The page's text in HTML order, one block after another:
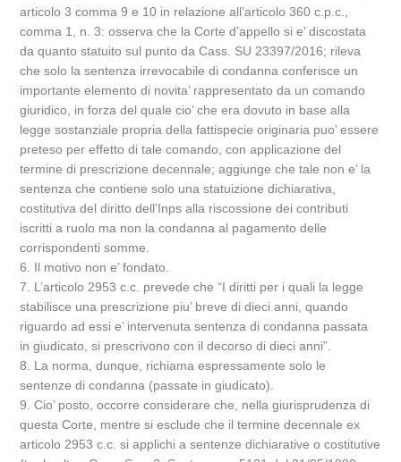
articolo 3 comma 9 e 10 in relazione all’articolo 360 c.p.c.,
comma 1, n. 3: osserva che la Corte d’appello si e’ discostata
da quanto statuito sul punto da Cass. SU 23397/2016; rileva
che solo la sentenza irrevocabile di condanna conferisce un
importante elemento di novita’ rappresentato da un comando
giuridico, in forza del quale cio’ che era dovuto in base alla
legge sostanziale propria della fattispecie originaria puo’ essere
preteso per effetto di tale comando, con applicazione del
termine di prescrizione decennale; aggiunge che tale non e’ la
sentenza che contiene solo una statuizione dichiarativa,
costitutiva del diritto dell’Inps alla riscossione dei contributi
iscritti a ruolo ma non la condanna al pagamento delle
corrispondenti somme.
6. Il motivo non e’ fondato.
7. L’articolo 2953 c.c. prevede che “I diritti per i quali la legge
stabilisce una prescrizione piu’ breve di dieci anni, quando
riguardo ad essi e’ intervenuta sentenza di condanna passata
in giudicato, si prescrivono con il decorso di dieci anni”.
8. La norma, dunque, richiama espressamente solo le
sentenze di condanna (passate in giudicato).
9. Cio’ posto, occorre considerare che, nella giurisprudenza di
questa Corte, mentre si esclude che il termine decennale ex
articolo 2953 c.c. si applichi a sentenze dichiarative o costitutive